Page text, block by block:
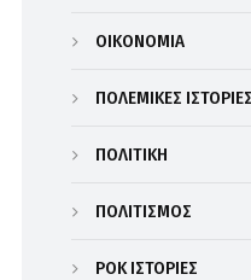
ΟΙΚΟΝΟΜΙΑ
ΠΟΛΕΜΙΚΕΣ ΙΣΤΟΡΙΕΣ
ΠΟΛΙΤΙΚΗ
ΠΟΛΙΤΙΣΜΟΣ
ΡΟΚ ΙΣΤΟΡΙΕΣ